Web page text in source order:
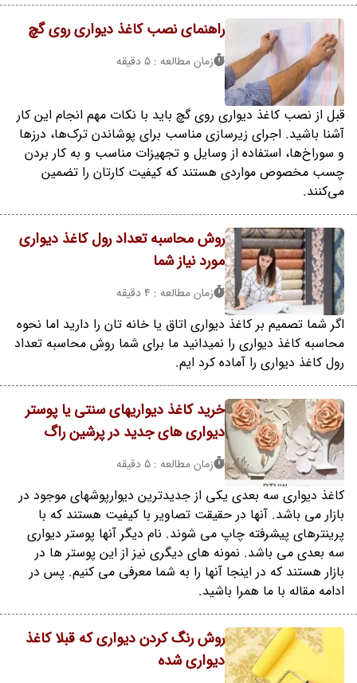
راهنمای نصب کاغذ دیواری روی گچ
زمان مطالعه : 5 دقیقه
قبل از نصب کاغذ دیواری روی گچ باید با نکات مهم انجام این کار
آشنا باشید. اجرای زیرسازی مناسب برای پوشاندن ترک‌ها، درزها
و سوراخ‌ها، استفاده از وسایل و تجهیزات مناسب و به کار بردن
چسب مخصوص مواردی هستند که کیفیت کارتان را تضمین
می‌کنند.
روش محاسبه تعداد رول کاغذ دیواری
مورد نیاز شما
زمان مطالعه : 4 دقیقه
اگر شما تصمیم بر کاغذ دیواری اتاق یا خانه تان را دارید اما نحوه
محاسبه کاغذ دیواری را نمیدانید ما برای شما روش محاسبه تعداد
رول کاغذ دیواری را آماده کرد ایم.
خرید کاغذ دیواریهای سنتی یا پوستر
دیواری های جدید در پرشین راگ
زمان مطالعه : 5 دقیقه
کاغذ دیواری سه بعدی یکی از جدیدترین دیوارپوشهای موجود در
بازار می باشد. آنها در حقیقت تصاویر با کیفیت هستند که با
پرینترهای پیشرفته چاپ می شوند. نام دیگر آنها پوستر دیواری
سه بعدی می باشد. نمونه های دیگری نیز از این پوستر ها در
بازار هستند که در اینجا آنها را به شما معرفی می کنیم. پس در
ادامه مقاله با ما همرا باشید.
روش رنگ کردن دیواری که قبلا کاغذ
دیواری شده